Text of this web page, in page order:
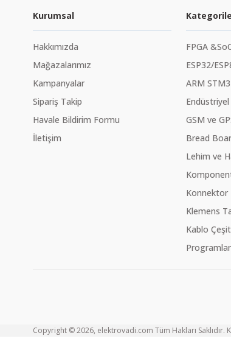
Kurumsal
Hakkımızda
Mağazalarımız
Kampanyalar
Sipariş Takip
Havale Bildirim Formu
İletişim
FPGA
ESP32/
ARM
GSM ve
Bread
Lehim ve
Konnektor
Klemens
Kablo
Copyright © 2026, elektrovadi.com Tüm Hakları Saklıdır.